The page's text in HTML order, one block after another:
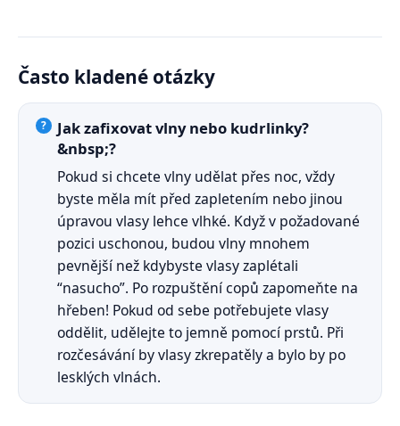
Často kladené otázky
Jak zafixovat vlny nebo kudrlinky?
&nbsp;?
Pokud si chcete vlny udělat přes noc, vždy
byste měla mít před zapletením nebo jinou
úpravou vlasy lehce vlhké. Když v požadované
pozici uschonou, budou vlny mnohem
pevnější než kdybyste vlasy zaplétali
“nasucho”. Po rozpuštění copů zapomeňte na
hřeben! Pokud od sebe potřebujete vlasy
oddělit, udělejte to jemně pomocí prstů. Při
rozčesávání by vlasy zkrepatěly a bylo by po
lesklých vlnách.